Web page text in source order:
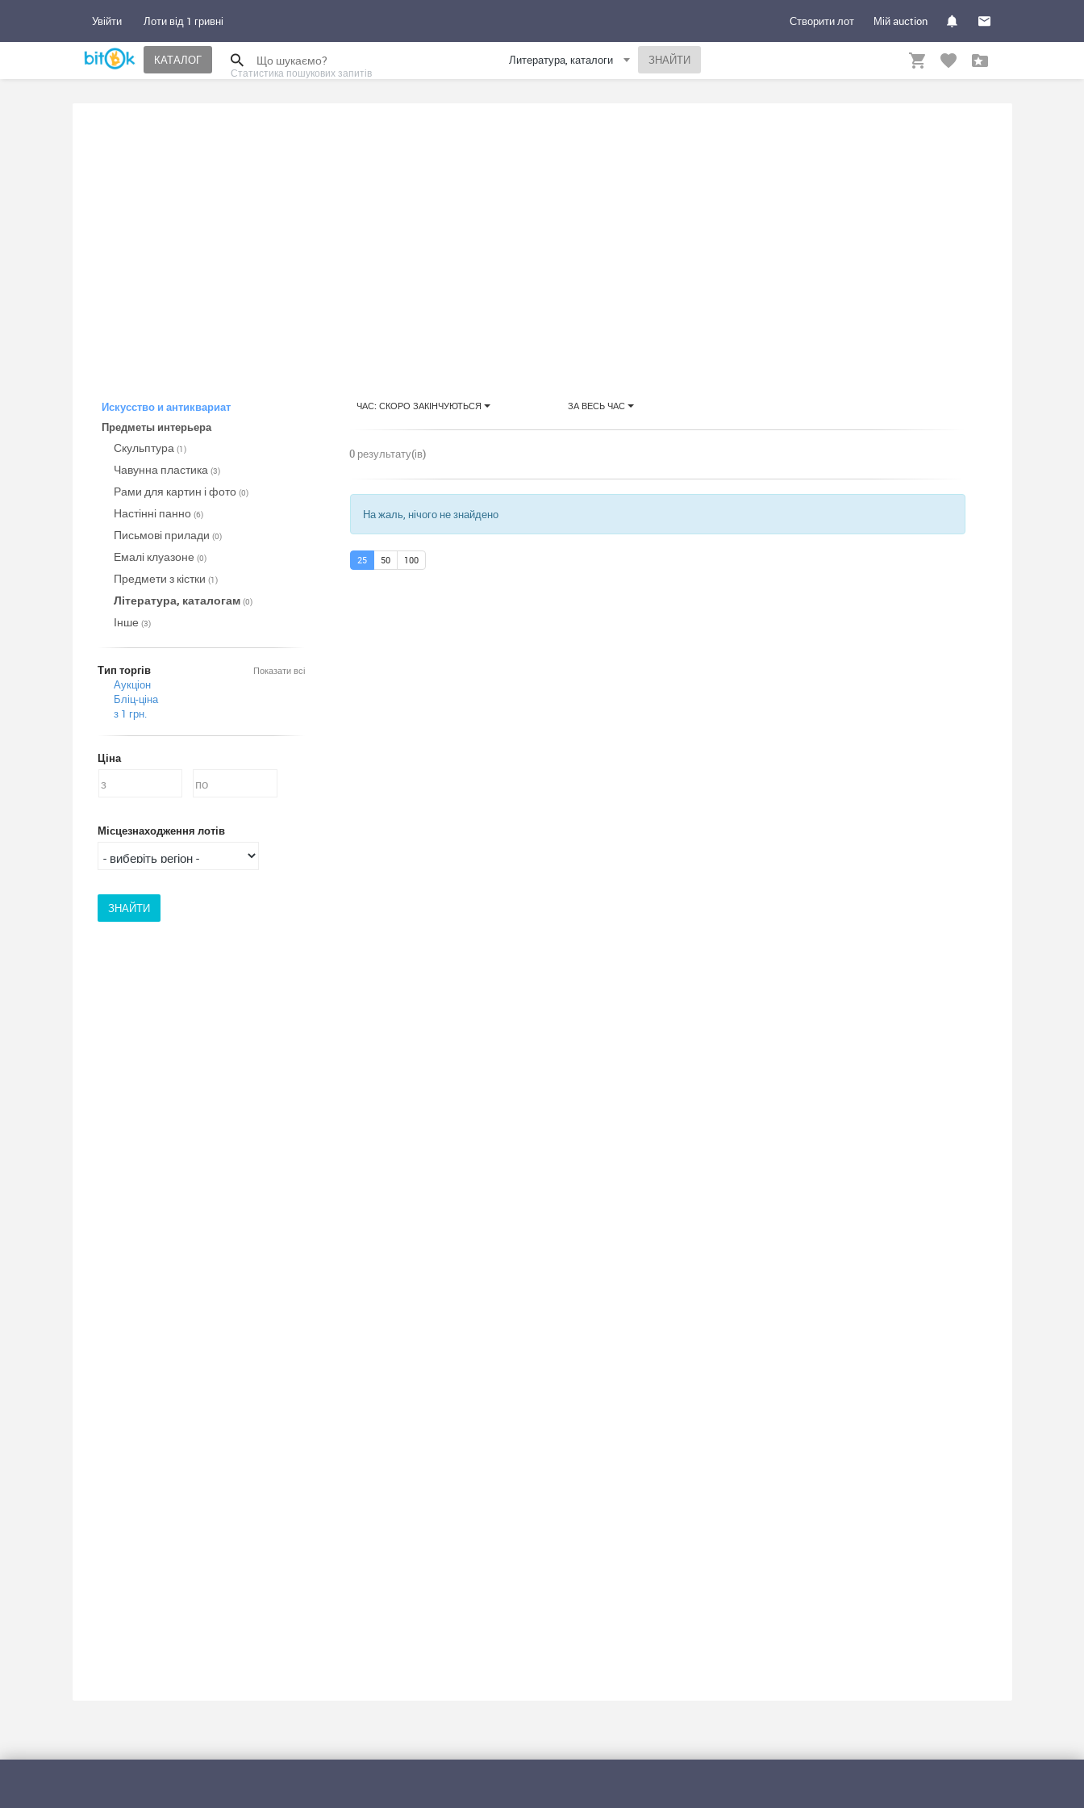
Увійти Лоти від 1 гривні Мій auction
Створити лот
КАТАЛОГ
Статистика пошукових запитів
Литература, каталоги
Искусство и антиквариат
Предметы интерьера
Скульптура (1)
Чавунна пластика (3)
Рами для картин і фото (0)
Настінні панно (6)
Письмові прилади (0)
Емалі клуазоне (0)
Предмети з кістки (1)
Література, каталогам (0)
Інше (3)
Показати всі
Тип торгів
Аукціон
Бліц-ціна
з 1 грн.
Ціна
Місцезнаходження лотів
ЧАС: СКОРО ЗАКІНЧУЮТЬСЯ ЗА ВЕСЬ ЧАС
0 результату(ів)
На жаль, нічого не знайдено
25 50 100